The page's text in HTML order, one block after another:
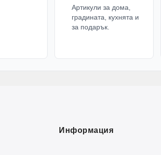
Артикули за дома,
градината, кухнята и
за подарък.
Информация